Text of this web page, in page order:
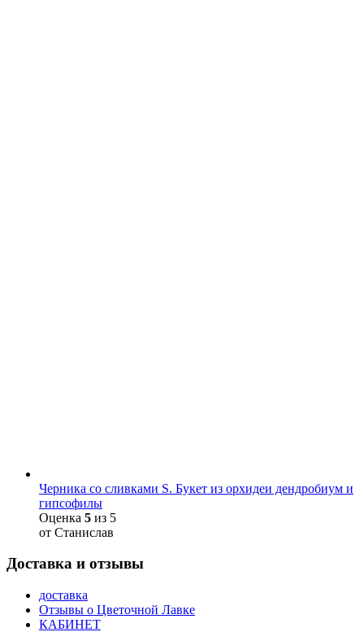
Черника со сливками S. Букет из орхидеи дендробиум и
гипсофилы
Оценка 5 из 5
от Станислав
Доставка и отзывы
доставка
Отзывы о Цветочной Лавке
КАБИНЕТ